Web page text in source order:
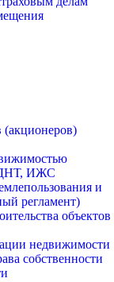
(акционеров)
ДНТ, ИЖС
и
регламент)
объектов
недвижимости
собственности